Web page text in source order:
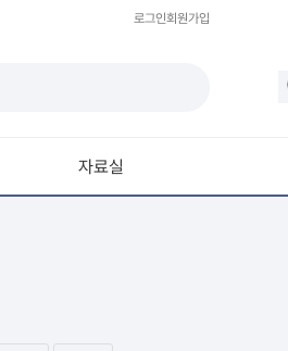
로그인회원가입
자료실